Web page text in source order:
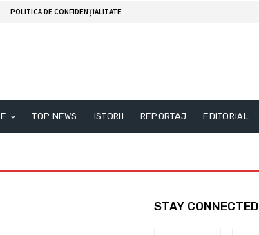
POLITICA DE CONFIDENȚIALITATE
TOP NEWS ISTORII REPORTAJ EDITORIAL
STAY CONNECTED